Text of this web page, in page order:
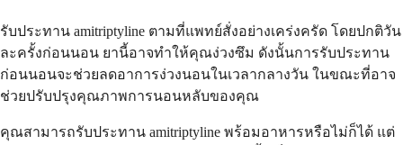
รับประทาน amitriptyline ตามที่แพทย์สั่งอย่างเคร่งครัด โดยปกติวัน
ละครั้งก่อนนอน ยานี้อาจทำให้คุณง่วงซึม ดังนั้นการรับประทาน
ก่อนนอนจะช่วยลดอาการง่วงนอนในเวลากลางวัน ในขณะที่อาจ
ช่วยปรับปรุงคุณภาพการนอนหลับของคุณ
คุณสามารถรับประทาน amitriptyline พร้อมอาหารหรือไม่ก็ได้ แต่